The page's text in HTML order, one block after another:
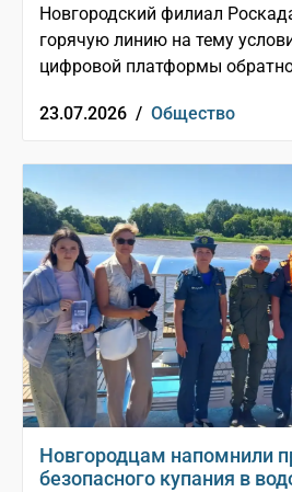
Новгородский филиал
горячую линию на тему
цифровой платформы
23.07.2026 / Общество
Новгородцам напомнили
безопасного купания в